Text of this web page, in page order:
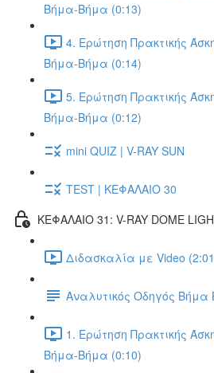
Βήμα-Βήμα (0:13)
4. Ερώτηση Πρακτικής
Βήμα-Βήμα (0:14)
5. Ερώτηση Πρακτικής
Βήμα-Βήμα (0:12)
mini QUIZ | V-RAY SUN
TEST | ΚΕΦΑΛΑΙΟ 30
ΚΕΦΑΛΑΙΟ 31: V-RAY DOME
Διδασκαλία με Video
Αναλυτικός Οδηγός Βήμα
1. Ερώτηση Πρακτικής
Βήμα-Βήμα (0:10)